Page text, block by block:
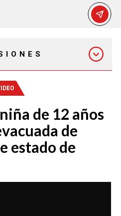
EXPRESS
12:30 PM
7:00 PM
PM
de 12 años
de
estado de